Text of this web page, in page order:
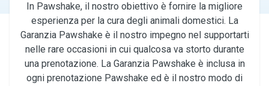
In Pawshake, il nostro obiettivo è fornire la migliore
esperienza per la cura degli animali domestici. La
Garanzia Pawshake è il nostro impegno nel supportarti
nelle rare occasioni in cui qualcosa va storto durante
una prenotazione. La Garanzia Pawshake è inclusa in
ogni prenotazione Pawshake ed è il nostro modo di